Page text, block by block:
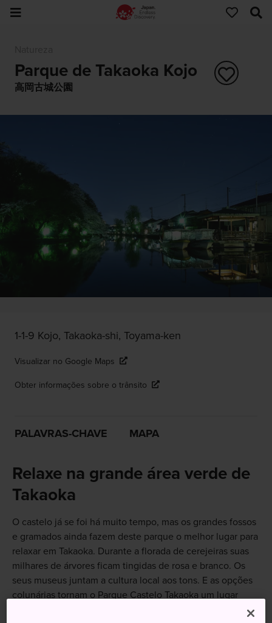
Parque de Takaoka Kojo
高岡古城公園
1-1-9 Kojo, Takaoka-shi, Toyama-ken
Visualizar no Google Maps
Obter informações sobre o trânsito
PALAVRAS-CHAVE MAPA
Relaxe na grande área verde de
Takaoka
O castelo já se foi há muito tempo, mas os grandes fossos
e gramados ainda fazem deste parque o melhor lugar para
relaxar em Takaoka. Durante a florada de cerejeiras suas
milhares de árvores ficam tingidas de rosa e branco. Os
seus museus juntam a cultura local aos tons. E as opções
colunárias tornam o Parque Castelo Takaoka um lugar